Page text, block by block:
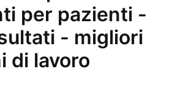
per pazienti -
- migliori
di lavoro